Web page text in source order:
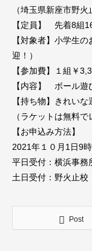
（埼玉県新座市野
【定員】 先着8組
【対象者】小学生
迎！）
【参加費】１組￥
【内容】 ボール遊
【持ち物】きれい
（ラケットは無料で
【お申込み方法】
2021年１０月1日9
平日受付：横浜事
土日受付：野火止
Post